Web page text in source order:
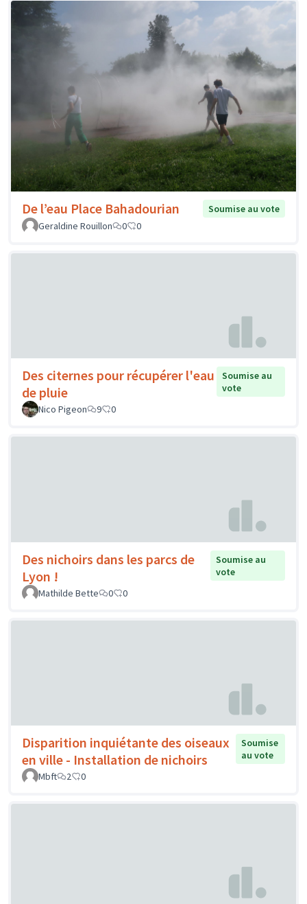
De l’eau Place Bahadourian
Soumise au vote
Geraldine Rouillon
0 0
Des citernes pour récupérer l'eau
de pluie
Soumise au
vote
Nico Pigeon
9 0
Des nichoirs dans les parcs de
Lyon !
Soumise au
vote
Mathilde Bette
0 0
Disparition inquiétante des oiseaux
en ville - Installation de nichoirs
Soumise
au vote
Mbft
2 0